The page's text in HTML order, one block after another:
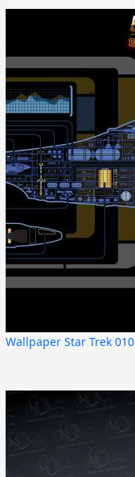
Wallpaper Star Trek 010